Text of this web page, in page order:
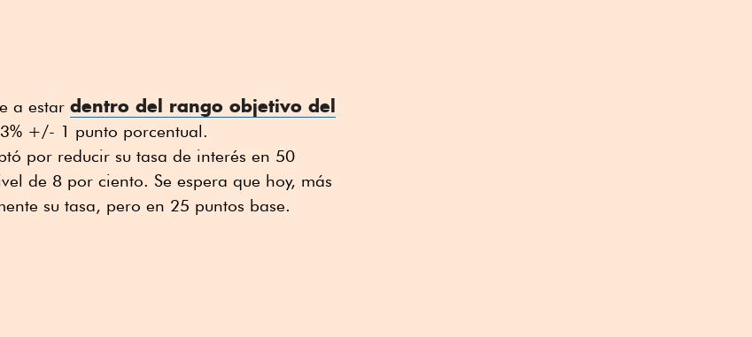
a estar dentro del rango objetivo del
+/- 1 punto porcentual.
por reducir su tasa de interés en 50
de 8 por ciento. Se espera que hoy, más
su tasa, pero en 25 puntos base.